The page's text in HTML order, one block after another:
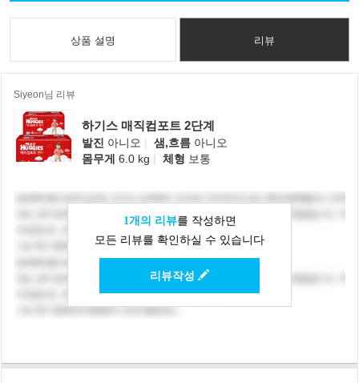
상품 설명 리뷰
Siyeon님 리뷰
하기스 매직컴포트 2단계
발진 아니오 | 샘,흐름 아니오
몸무게 6.0 kg | 체형 보통
1개의 리뷰를 작성하면
모든 리뷰를 확인하실 수 있습니다
리뷰작성